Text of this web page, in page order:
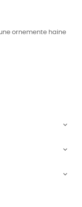
ornemente haine


